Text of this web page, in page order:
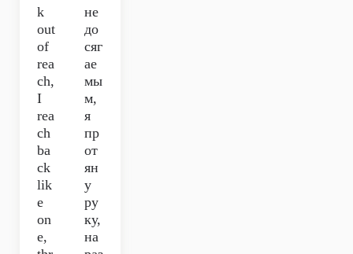
k
out
of
rea
ch,
I
rea
ch
ba
ck
lik
e
on
e,
не
до
сяг
ае
мы
м,
я
пр
от
ян
у
ру
ку,
на